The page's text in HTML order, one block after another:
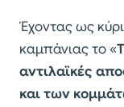
Έχοντας ως
καμπάνιας το «
αντιλαϊκές
και των